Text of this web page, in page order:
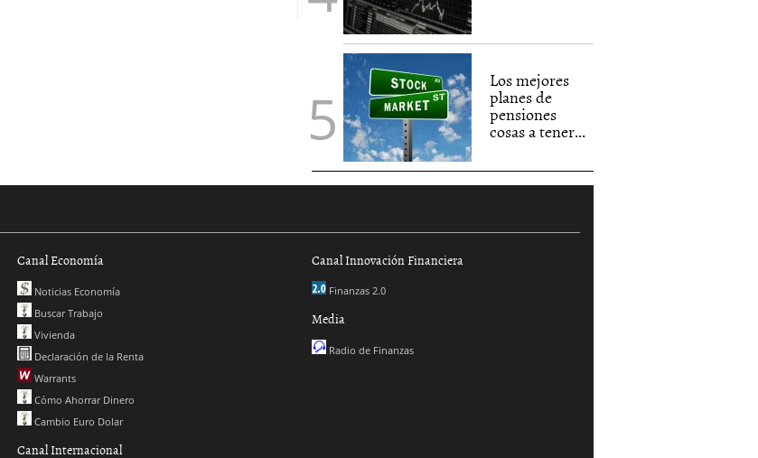
Los mejores
planes de
pensiones
cosas a tener...
Canal Economía
Noticias Economía
Buscar Trabajo
Vivienda
Declaración de la Renta
Warrants
Cómo Ahorrar Dinero
Cambio Euro Dolar
Canal Internacional
Canal Innovación Financiera
Finanzas 2.0
Media
Radio de Finanzas